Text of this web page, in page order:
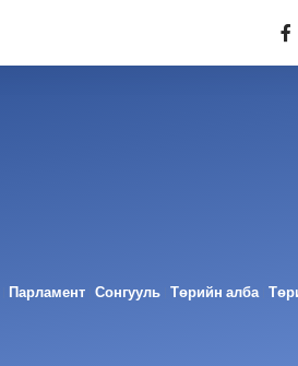
Парламент Сонгууль Төрийн алба